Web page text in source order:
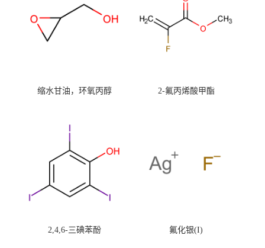
缩水甘油，环氧丙醇 2-氟丙烯酸甲酯
2,4,6-三碘苯酚 氟化银(I)